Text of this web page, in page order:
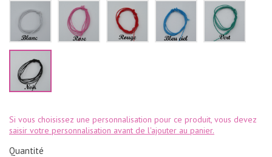
Si vous choisissez une personnalisation pour ce produit, vous devez
saisir votre personnalisation avant de l'ajouter au panier.
Quantité